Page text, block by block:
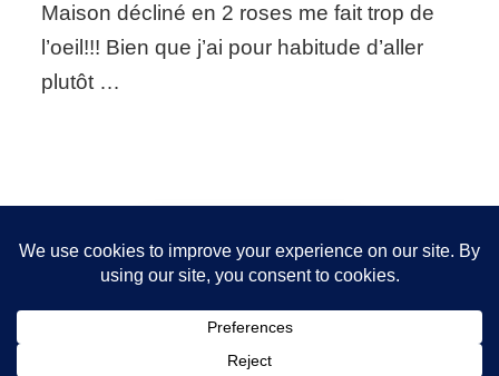
Maison décliné en 2 roses me fait trop de
l’oeil!!! Bien que j’ai pour habitude d’aller
plutôt …
FOLLOW ME!
Nous utilisons des cookies pour vous garantir la meilleure
expérience sur notre site. Si vous continuez à utiliser ce
dernier, nous considérerons que vous acceptez l'utilisation des
cookies.